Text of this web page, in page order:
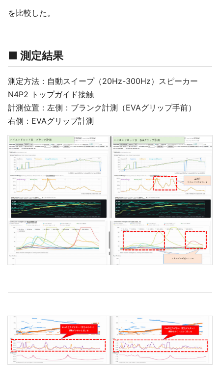
を比較した。
■ 測定結果
測定方法：自動スイープ（20Hz-300Hz）スピーカー
N4P2 トップガイド接触
計測位置：左側：ブランク計測（EVAグリップ手前）
右側：EVAグリップ計測